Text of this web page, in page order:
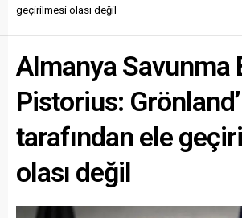
geçirilmesi olası değil
Almanya Savunma
Pistorius:
tarafından ele
olası değil